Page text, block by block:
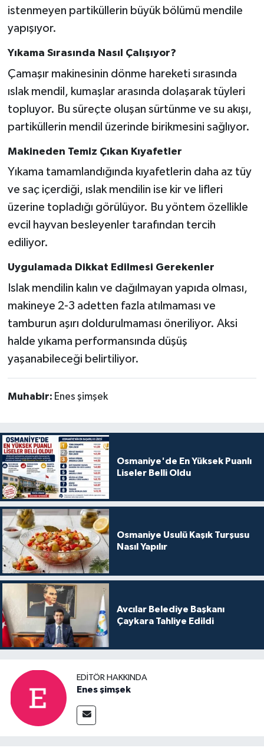
istenmeyen partiküllerin büyük bölümü mendile
yapışıyor.
Yıkama Sırasında Nasıl Çalışıyor?
Çamaşır makinesinin dönme hareketi sırasında
ıslak mendil, kumaşlar arasında dolaşarak tüyleri
topluyor. Bu süreçte oluşan sürtünme ve su akışı,
partiküllerin mendil üzerinde birikmesini sağlıyor.
Makineden Temiz Çıkan Kıyafetler
Yıkama tamamlandığında kıyafetlerin daha az tüy
ve saç içerdiği, ıslak mendilin ise kir ve lifleri
üzerine topladığı görülüyor. Bu yöntem özellikle
evcil hayvan besleyenler tarafından tercih
ediliyor.
Uygulamada Dikkat Edilmesi Gerekenler
Islak mendilin kalın ve dağılmayan yapıda olması,
makineye 2-3 adetten fazla atılmaması ve
tamburun aşırı doldurulmaması öneriliyor. Aksi
halde yıkama performansında düşüş
yaşanabileceği belirtiliyor.
Muhabir: Enes şimşek
Osmaniye'de En Yüksek Puanlı
Liseler Belli Oldu
Osmaniye Usulü Kaşık Turşusu
Nasıl Yapılır
Avcılar Belediye Başkanı
Çaykara Tahliye Edildi
EDITÖR HAKKINDA
Enes şimşek